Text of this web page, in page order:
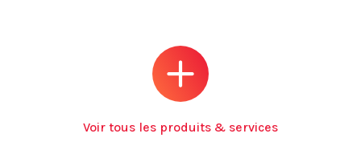
Voir tous les produits & services